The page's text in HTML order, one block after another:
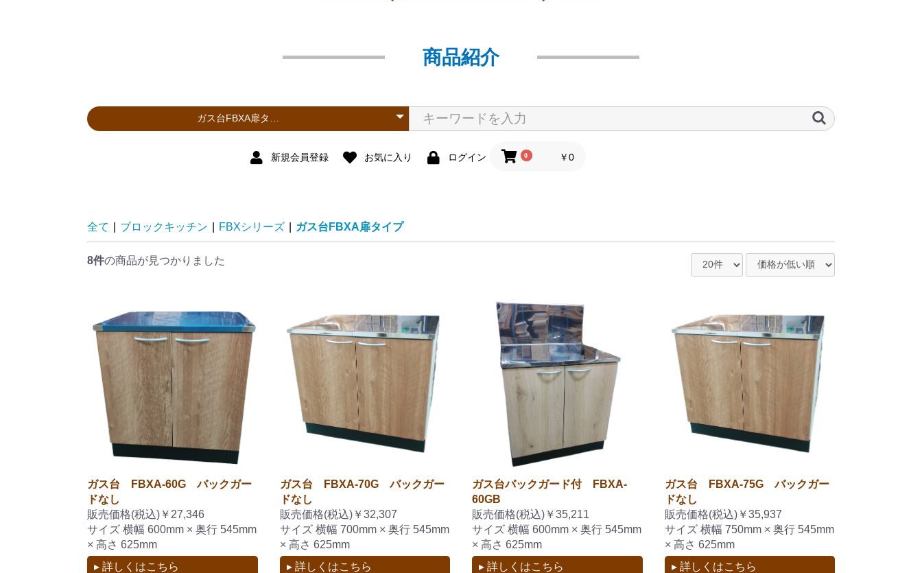
商品紹介
新規会員登録 お気に入り ログイン 0 ￥0
全て ブロックキッチン FBXシリーズ ガス台FBXA扉タイプ
8件の商品が見つかりました
ガス台 FBXA-60G バックガー
ドなし
販売価格(税込)￥27,346
サイズ 横幅 600mm × 奥行 545mm
× 高さ 625mm
▸ 詳しくはこちら
ガス台 FBXA-70G バックガー
ドなし
販売価格(税込)￥32,307
サイズ 横幅 700mm × 奥行 545mm
× 高さ 625mm
▸ 詳しくはこちら
ガス台バックガード付 FBXA-
60GB
販売価格(税込)￥35,211
サイズ 横幅 600mm × 奥行 545mm
× 高さ 625mm
▸ 詳しくはこちら
ガス台 FBXA-75G バックガー
ドなし
販売価格(税込)￥35,937
サイズ 横幅 750mm × 奥行 545mm
× 高さ 625mm
▸ 詳しくはこちら